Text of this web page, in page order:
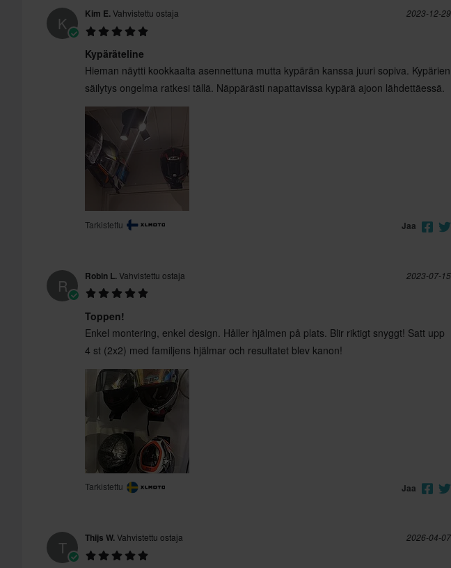
K Kim E.Vahvistettu ostaja 2023-12-29
Kypäräteline
Hieman näytti kookkaalta asennettuna mutta kypärän kanssa juuri sopiva. Kypärien
säilytys ongelma ratkesi tällä. Näppärästi napattavissa kypärä ajoon lähdettäessä.
Tarkistettu Jaa
R Robin L.Vahvistettu ostaja 2023-07-15
Toppen!
Enkel montering, enkel design. Håller hjälmen på plats. Blir riktigt snyggt! Satt upp
4 st (2x2) med familjens hjälmar och resultatet blev kanon!
Tarkistettu Jaa
T Thijs W.Vahvistettu ostaja 2026-04-07